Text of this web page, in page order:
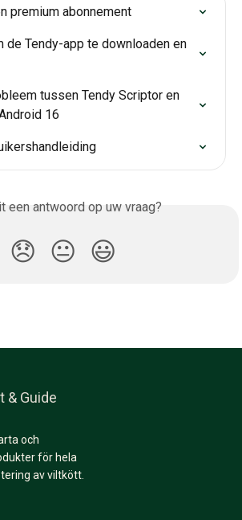
premium abonnement
de Tendy-app te downloaden en
tussen Tendy Scriptor en
16
een antwoord op uw vraag?
😞 😐 😃
och
för hela
av viltkött.